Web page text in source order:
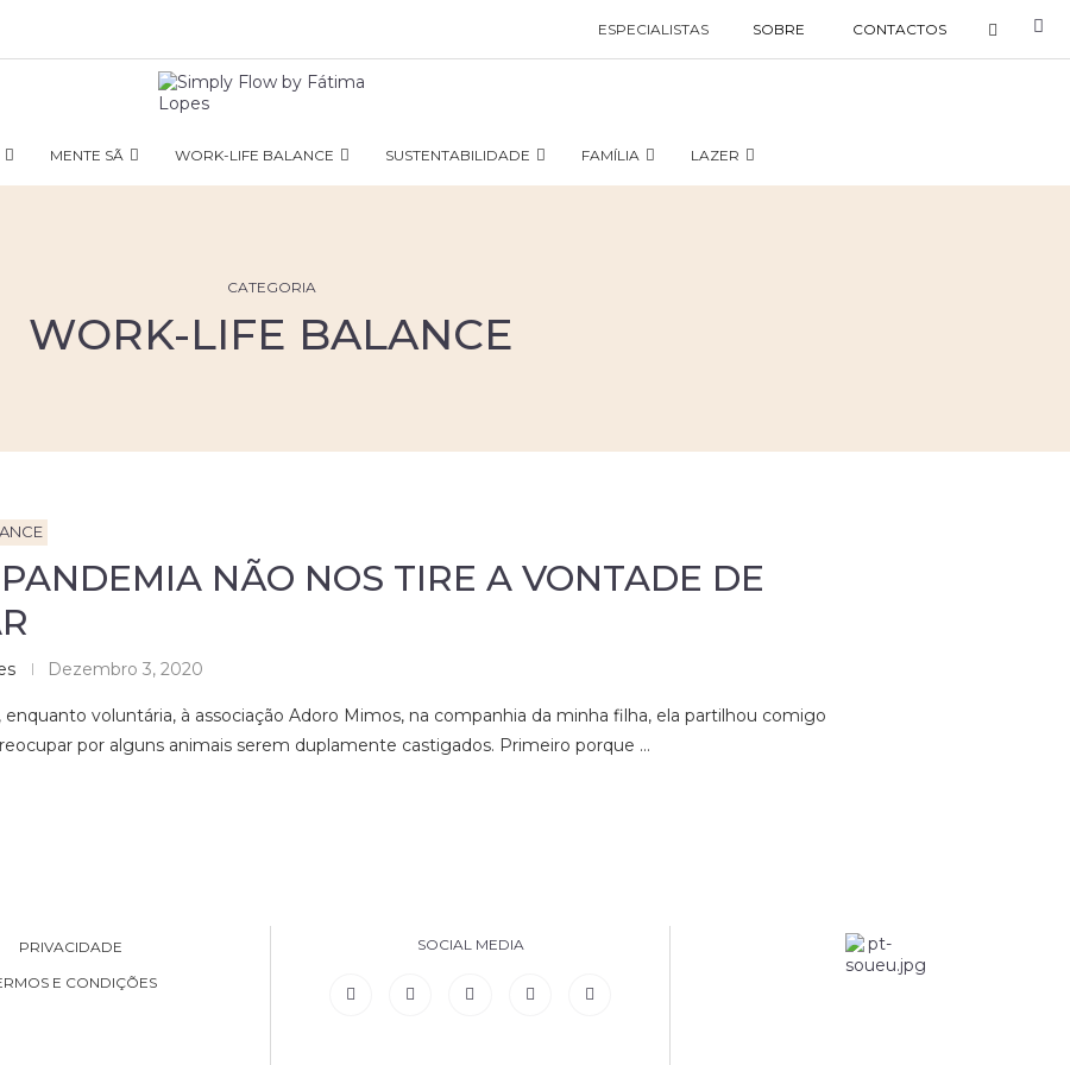
ESPECIALISTAS SOBRE CONTACTOS
MENTE SÃ WORK-LIFE BALANCE SUSTENTABILIDADE FAMÍLIA LAZER
CATEGORIA
WORK-LIFE BALANCE
NÃO NOS TIRE A VONTADE DE
Dezembro 3, 2020
enquanto voluntária, à associação Adoro Mimos, na companhia da minha filha, ela partilhou comigo
por alguns animais serem duplamente castigados. Primeiro porque …
PRIVACIDADE
E CONDIÇÕES
SOCIAL MEDIA